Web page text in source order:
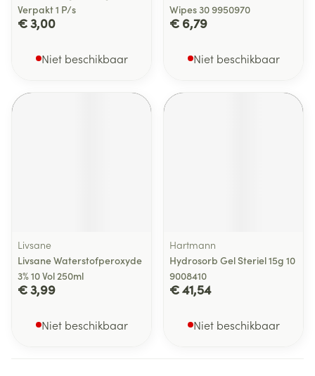
Verpakt 1 P/s
€ 3,00
Niet beschikbaar
Wipes 30 9950970
€ 6,79
Niet beschikbaar
Livsane
Livsane Waterstofperoxyde
3% 10 Vol 250ml
€ 3,99
Niet beschikbaar
Hartmann
Hydrosorb Gel Steriel 15g 10
9008410
€ 41,54
Niet beschikbaar